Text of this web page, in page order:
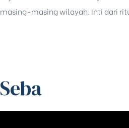
masing-masing wilayah. Inti dari
Seba